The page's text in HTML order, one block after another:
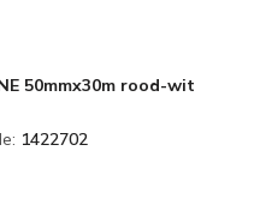
50mmx30m rood-wit
1422702